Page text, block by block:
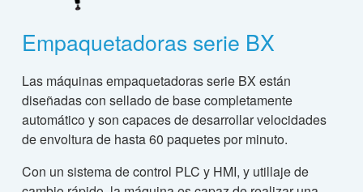
Empaquetadoras serie BX
Las máquinas empaquetadoras serie BX están
diseñadas con sellado de base completamente
automático y son capaces de desarrollar velocidades
de envoltura de hasta 60 paquetes por minuto.
Con un sistema de control PLC y HMI, y utillaje de